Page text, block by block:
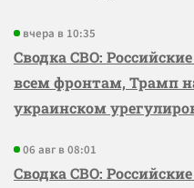
вчера в 10:35
Сводка СВО:
всем фронтам, Трамп
украинском
06 авг в 08:01
Сводка СВО: